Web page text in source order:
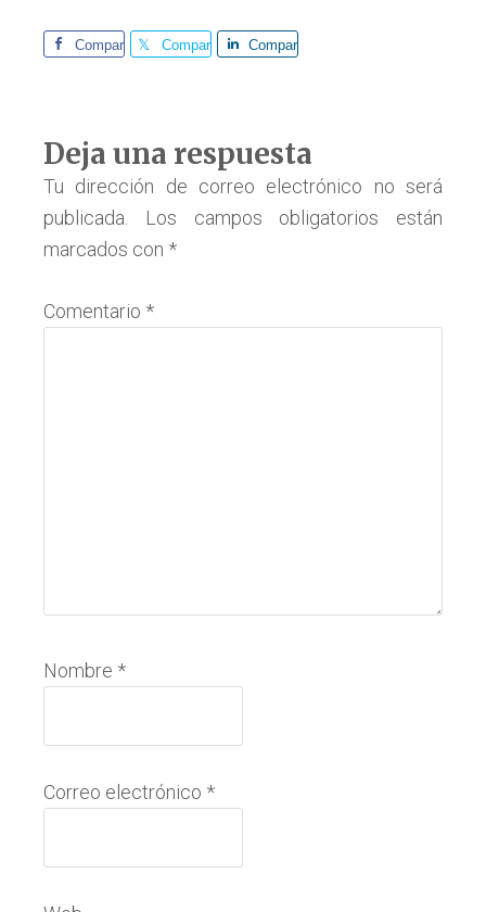
Comparte Comparte Comparte
Interacciones
con
los
Deja una respuesta
Tu dirección de correo electrónico no será
publicada.
Los campos obligatorios están
marcados con *
Comentario *
Nombre *
Correo electrónico *